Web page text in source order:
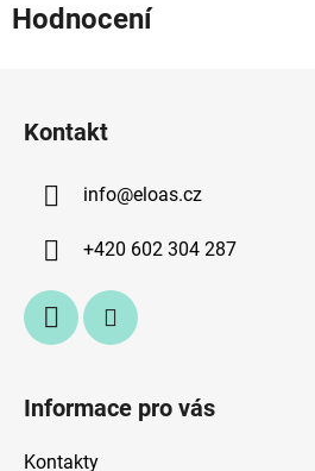
Hodnocení
Kontakt
info@eloas.cz
+420 602 304 287
Informace pro vás
Kontakty